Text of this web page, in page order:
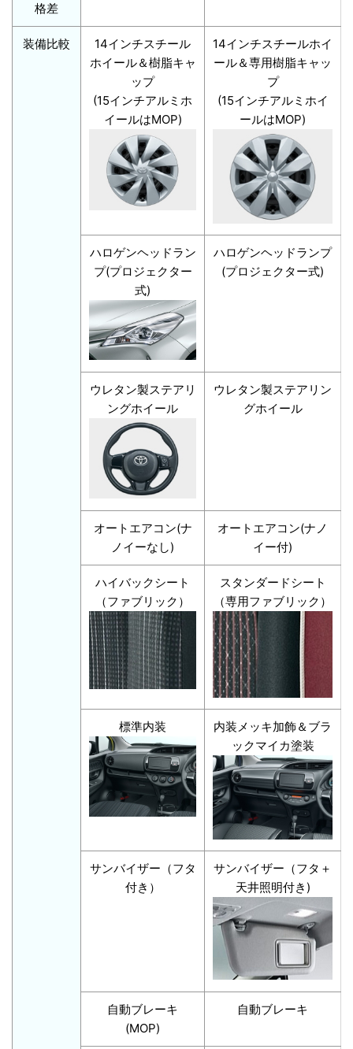
格差
装備比較
14インチスチール
ホイール＆樹脂キャ
ップ
(15インチアルミホ
イールはMOP)
14インチスチールホイ
ール＆専用樹脂キャッ
プ
(15インチアルミホイ
ールはMOP)
ハロゲンヘッドラン
プ(プロジェクター
式)
ハロゲンヘッドランプ
(プロジェクター式)
ウレタン製ステアリ
ングホイール
ウレタン製ステアリン
グホイール
オートエアコン(ナ
ノイーなし)
オートエアコン(ナノ
イー付)
ハイバックシート
（ファブリック）
スタンダードシート
（専用ファブリック）
標準内装
内装メッキ加飾＆ブラ
ックマイカ塗装
サンバイザー（フタ
付き）
サンバイザー（フタ＋
天井照明付き)
自動ブレーキ
(MOP)
自動ブレーキ